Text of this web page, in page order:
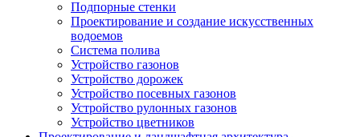
Подпорные стенки
Проектирование и создание искусственных
водоемов
Система полива
Устройство газонов
Устройство дорожек
Устройство посевных газонов
Устройство рулонных газонов
Устройство цветников